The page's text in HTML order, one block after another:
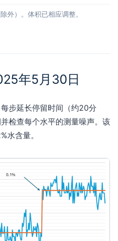
外）。体积已相应调整。
年5月30日
步延长停留时间（约20分
检查每个水平的测量噪声。该
水含量。